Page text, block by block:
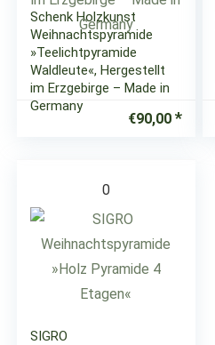
Schenk Holzkunst
Weihnachtspyramide
»Teelichtpyramide
Waldleute«, Hergestellt
im Erzgebirge – Made in
Germany
€90,00
0
SIGRO